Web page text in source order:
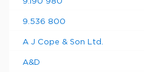
9.190 980
9.536 800
A J Cope & Son Ltd.
A&D